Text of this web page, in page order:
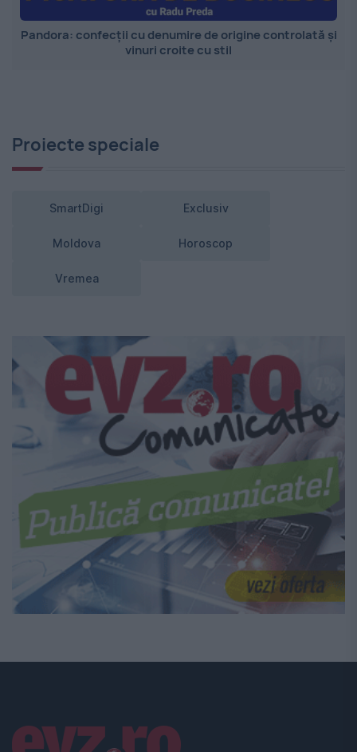
Pandora: confecții cu denumire de origine controlată și
vinuri croite cu stil
Proiecte speciale
SmartDigi Exclusiv
Moldova Horoscop
Vremea
Linkuri utile